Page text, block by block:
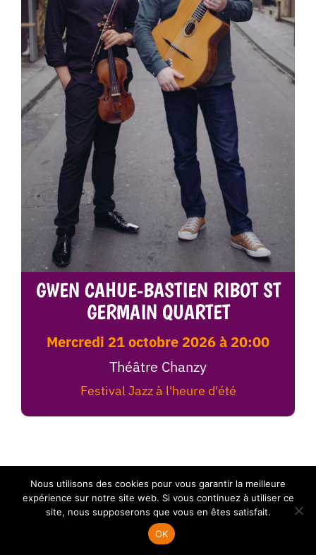
GWEN CAHUE-BASTIEN RIBOT ST
GERMAIN QUARTET
mercredi 21 octobre 2026 à 20:00
Théâtre Chanzy
Festival Jazz à l'heure d'été
Nous utilisons des cookies pour vous garantir la meilleure
expérience sur notre site web. Si vous continuez à utiliser ce
site, nous supposerons que vous en êtes satisfait.
OK